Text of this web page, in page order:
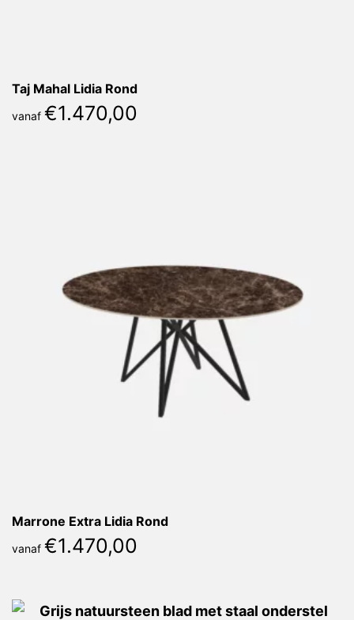
Taj Mahal Lidia Rond
vanaf €1.470,00
Marrone Extra Lidia Rond
vanaf €1.470,00